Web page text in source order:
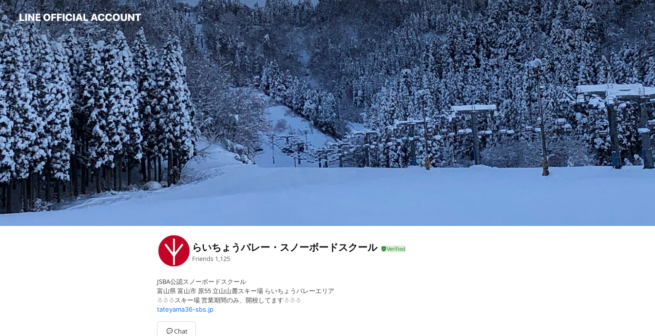
らいちょうバレー・スノーボードスクール
Friends 1,125
JSBA公認スノーボードスクール
富山県 富山市 原55 立山山麓スキー場 らいちょうバレーエリア
☃︎☃︎☃︎スキー場 営業期間のみ、開校してます☃︎☃︎☃︎
tateyama36-sbs.jp
Chat